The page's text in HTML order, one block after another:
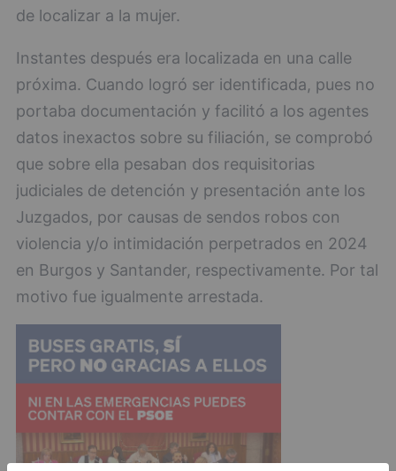
de localizar a la mujer.
Instantes después era localizada en una calle
próxima. Cuando logró ser identificada, pues no
portaba documentación y facilitó a los agentes
datos inexactos sobre su filiación, se comprobó
que sobre ella pesaban dos requisitorias
judiciales de detención y presentación ante los
Juzgados, por causas de sendos robos con
violencia y/o intimidación perpetrados en 2024
en Burgos y Santander, respectivamente. Por tal
motivo fue igualmente arrestada.